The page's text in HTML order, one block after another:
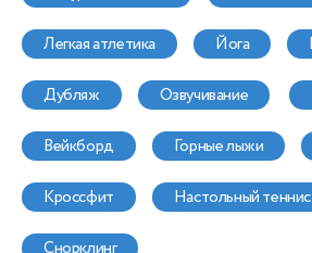
легкая атлетика йога
дубляж озвучивание
вейкборд горные лыжи
кроссфит настольный теннис
снорклинг